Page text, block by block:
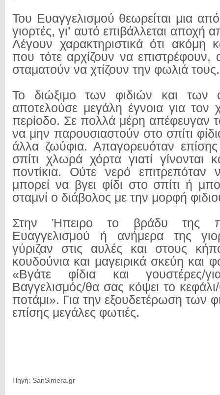
Του Ευαγγελισμού θεωρείται μια από
γιορτές, γι’ αυτό επιβάλλεται αποχή
Λέγουν χαρακτηριστικά ότι ακόμη
που τότε αρχίζουν να επιστρέφουν,
σταματούν να χτίζουν την φωλιά τους.
Το διώξιμο των φιδιών και των
αποτελούσε μεγάλη έγνοια για τον
περίοδο. Σε πολλά μέρη απέφευγαν
να μην παρουσιαστούν στο σπίτι
άλλα ζωύφια. Απαγορευόταν
σπίτι χλωρά χόρτα γιατί γίνονται
ποντίκια. Ούτε νερό επιτρεπόταν
μπορεί να βγει φίδι στο σπίτι ή
σταμνί ο διάβολος με την μορφή
Στην Ήπειρο το βράδυ της
Ευαγγελισμού ή ανήμερα της
γύριζαν στις αυλές και στους
κουδούνια και μαγειρικά σκεύη και
«Βγάτε φίδια και γουστέρες/
Βαγγελισμός/θα σας κόψει το
ποτάμι». Για την εξουδετέρωση των
επίσης μεγάλες φωτιές.
Πηγή: SanSimera.gr